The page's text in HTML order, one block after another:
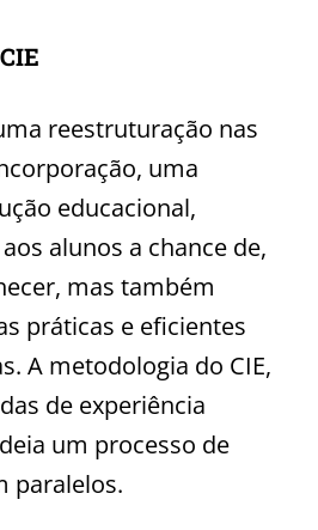
reestruturação nas
uma
educacional,
alunos a chance de,
mas também
práticas e eficientes
A metodologia do CIE,
de experiência
um processo de
paralelos.